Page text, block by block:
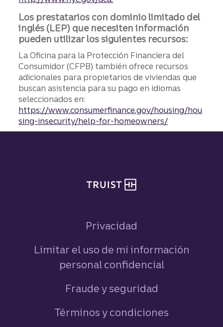
Los prestatarios con dominio limitado del
inglés (LEP) que necesiten información
pueden utilizar los siguientes recursos:
La Oficina para la Protección Financiera del
Consumidor (CFPB) también ofrece recursos
adicionales para propietarios de viviendas que
buscan asistencia para su pago en idiomas
seleccionados en:
https://www.consumerfinance.gov/housing/hou
sing-insecurity/help-for-homeowners/
Privacidad
Limitar el uso de mi información
personal confidencial
Fraude y seguridad
Términos y condiciones